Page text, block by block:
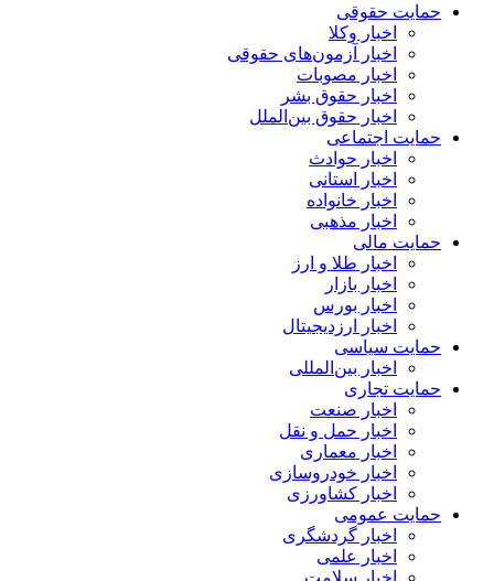
حمایت حقوقی
اخبار وکلا
اخبار آزمون‌های حقوقی
اخبار مصوبات
اخبار حقوق بشر
اخبار حقوق بین‌الملل
حمایت اجتماعی
اخبار حوادث
اخبار استانی
اخبار خانواده
اخبار مذهبی
حمایت مالی
اخبار طلا و ارز
اخبار بازار
اخبار بورس
اخبار ارزدیجیتال
حمایت سیاسی
اخبار بین‌المللی
حمایت تجاری
اخبار صنعت
اخبار حمل و نقل
اخبار معماری
اخبار خودروسازی
اخبار کشاورزی
حمایت عمومی
اخبار گردشگری
اخبار علمی
اخبار سلامت